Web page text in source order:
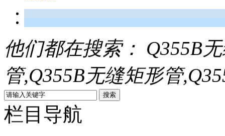
他们都在搜索： Q355B
管,Q355B无缝矩形管
栏目导航